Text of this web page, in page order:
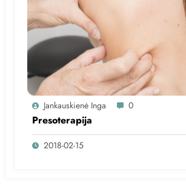
Jankauskienė Inga 0
Presoterapija
2018-02-15